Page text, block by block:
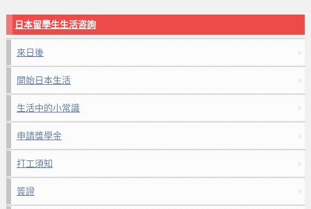
日本留學生生活咨詢
來日後
開始日本生活
生活中的小常識
申請獎學金
打工須知
簽證